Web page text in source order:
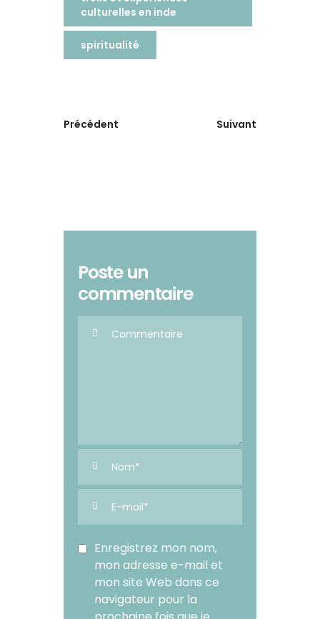
culturelles en inde
spiritualité
Précédent Suivant
Poste un
commentaire
Enregistrez mon nom,
mon adresse e-mail et
mon site Web dans ce
navigateur pour la